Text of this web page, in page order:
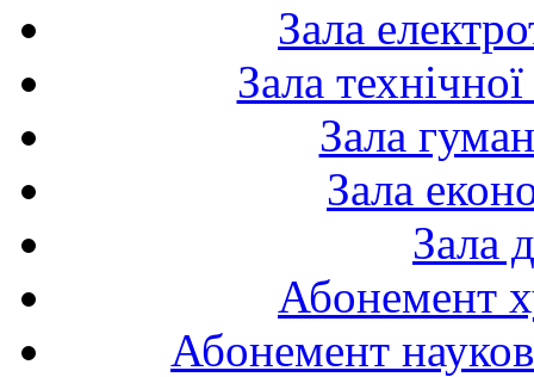
Зала
Зала
Зала
Зала
Зала
Абонемент
Абонемент